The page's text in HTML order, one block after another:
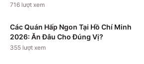
716 lượt xem
Các Quán Hấp Ngon Tại Hồ Chí Minh
2026: Ăn Đâu Cho Đúng Vị?
355 lượt xem